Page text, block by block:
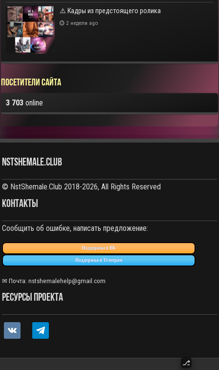
⚠️ Кадры из предстоящего ролика
2 недели ago
Посетители сайта
3 703 online
NstShemale.Club
© NstShemale.Club 2018-2026, All Rights Reserved
КОНТАКТЫ
Сообщить об ошибке, написать предложение:
Поддержка в ВК
Поддержка в Телеграм
✉ Почта: nstshemalehelp@gmail.com
РЕСУРСЫ ПРОЕКТА
vkontakte telegram
⎇